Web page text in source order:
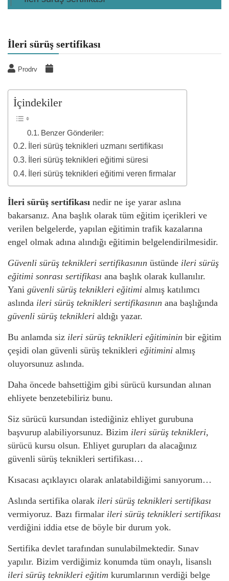
İleri sürüş sertifikası
Prodrv
İçindekiler
Benzer Gönderiler:
İleri sürüş teknikleri uzmanı sertifikası
İleri sürüş teknikleri eğitimi süresi
İleri sürüş teknikleri eğitimi veren firmalar
İleri sürüş sertifikası nedir ne işe yarar aslına
bakarsanız. Ana başlık olarak tüm eğitim içerikleri ve
verilen belgelerde, yapılan eğitimin trafik kazalarına
engel olmak adına alındığı eğitimin belgelendirilmesidir.
Güvenli sürüş teknikleri sertifikasının üstünde ileri sürüş
eğitimi sonrası sertifikası ana başlık olarak kullanılır.
Yani güvenli sürüş teknikleri eğitimi almış katılımcı
aslında ileri sürüş teknikleri sertifikasının ana başlığında
güvenli sürüş teknikleri aldığı yazar.
Bu anlamda siz ileri sürüş teknikleri eğitiminin bir eğitim
çeşidi olan güvenli sürüş teknikleri eğitimini almış
oluyorsunuz aslında.
Daha öncede bahsettiğim gibi sürücü kursundan alınan
ehliyete benzetebiliriz bunu.
Siz sürücü kursundan istediğiniz ehliyet gurubuna
başvurup alabiliyorsunuz. Bizim ileri sürüş teknikleri,
sürücü kursu olsun. Ehliyet gurupları da alacağınız
güvenli sürüş teknikleri sertifikası…
Kısacası açıklayıcı olarak anlatabildiğimi sanıyorum…
Aslında sertifika olarak ileri sürüş teknikleri sertifikası
vermiyoruz. Bazı firmalar ileri sürüş teknikleri sertifikası
verdiğini iddia etse de böyle bir durum yok.
Sertifika devlet tarafından sunulabilmektedir. Sınav
yapılır. Bizim verdiğimiz konumda tüm onaylı, lisanslı
ileri sürüş teknikleri eğitim kurumlarının verdiği belge